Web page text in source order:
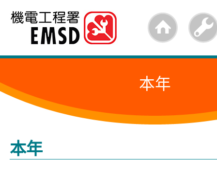
跳
内
的
始
本年
本年